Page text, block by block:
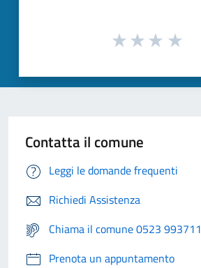
Contatta il comune
Leggi le domande frequenti
Richiedi Assistenza
Chiama il comune 0523 993711
Prenota un appuntamento